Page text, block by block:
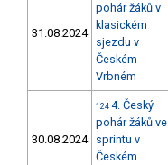
31.08.2024
pohár žáků v
klasickém
sjezdu v
Českém
Vrbném
30.08.2024
124 4. Český
pohár žáků ve
sprintu v
Českém